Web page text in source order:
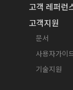
고객 레퍼런
고객지원
문서
사용자가이
기술지원